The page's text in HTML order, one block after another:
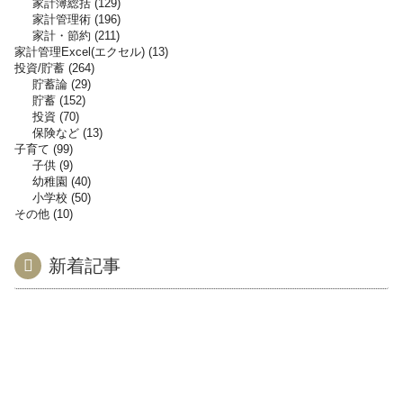
家計簿総括 129
家計管理術 196
家計・節約 211
家計管理Excel(エクセル) 13
投資/貯蓄 264
貯蓄論 29
貯蓄 152
投資 70
保険など 13
子育て 99
子供 9
幼稚園
40
小学校 50
その他 10
新着記事